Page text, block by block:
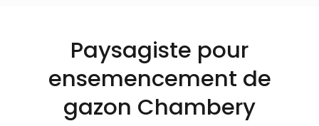
Paysagiste pour
ensemencement de
gazon Chambery